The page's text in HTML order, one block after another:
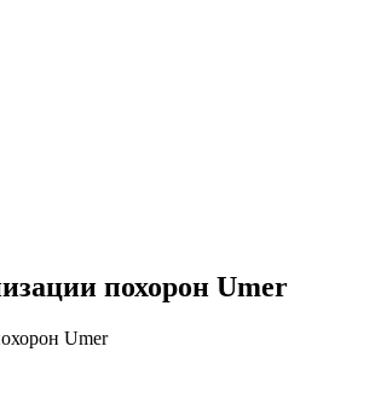
похорон Umer
Umer